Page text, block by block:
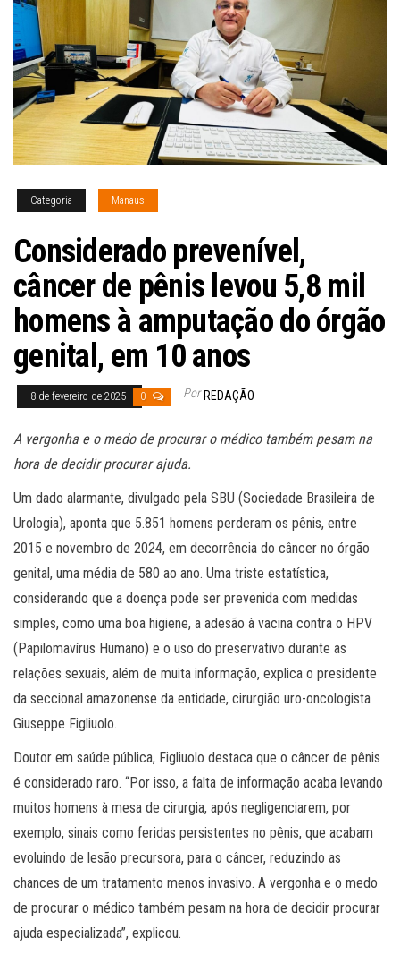
Categoria Manaus
Considerado prevenível,
câncer de pênis levou 5,8 mil
homens à amputação do órgão
genital, em 10 anos
8 de fevereiro de 2025 0 Por REDAÇÃO
A vergonha e o medo de procurar o médico também pesam na
hora de decidir procurar ajuda.
Um dado alarmante, divulgado pela SBU (Sociedade Brasileira de
Urologia), aponta que 5.851 homens perderam os pênis, entre
2015 e novembro de 2024, em decorrência do câncer no órgão
genital, uma média de 580 ao ano. Uma triste estatística,
considerando que a doença pode ser prevenida com medidas
simples, como uma boa higiene, a adesão à vacina contra o HPV
(Papilomavírus Humano) e o uso do preservativo durante as
relações sexuais, além de muita informação, explica o presidente
da seccional amazonense da entidade, cirurgião uro-oncologista
Giuseppe Figliuolo.
Doutor em saúde pública, Figliuolo destaca que o câncer de pênis
é considerado raro. “Por isso, a falta de informação acaba levando
muitos homens à mesa de cirurgia, após negligenciarem, por
exemplo, sinais como feridas persistentes no pênis, que acabam
evoluindo de lesão precursora, para o câncer, reduzindo as
chances de um tratamento menos invasivo. A vergonha e o medo
de procurar o médico também pesam na hora de decidir procurar
ajuda especializada”, explicou.